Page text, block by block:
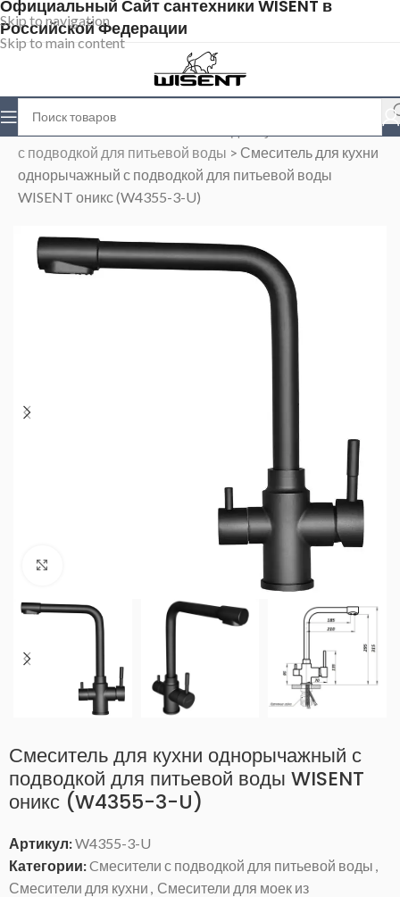
Skip to navigation
Skip to main content
Официальный Сайт сантехники WISENT в
Российской Федерации
Магазин
с подводкой для питьевой воды > Смеситель для кухни
однорычажный с подводкой для питьевой воды
WISENT оникс (W4355-3-U)
Смеситель для кухни однорычажный с
подводкой для питьевой воды WISENT
оникс (W4355-3-U)
Артикул:W4355-3-U
Категории:Cмесители с подводкой для питьевой воды ,
Смесители для кухни , Смесители для моек из